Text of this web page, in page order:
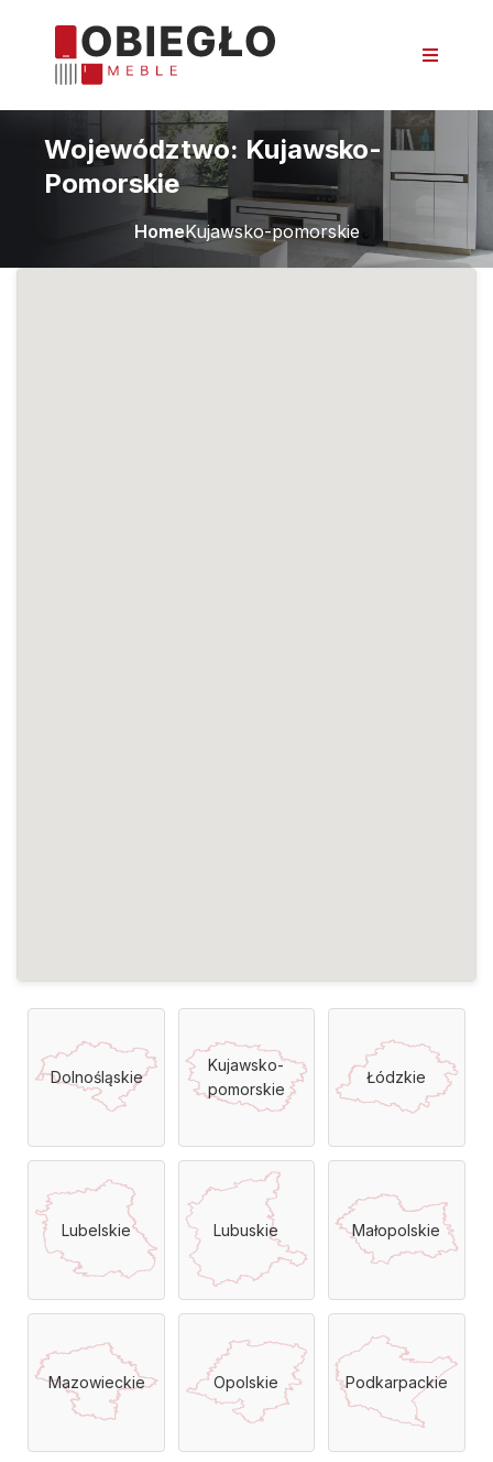
Województwo: Kujawsko-
Pomorskie
HomeKujawsko-pomorskie
Dolnośląskie
Kujawsko-
pomorskie
Łódzkie
Lubelskie Lubuskie Małopolskie
Mazowieckie Opolskie Podkarpackie